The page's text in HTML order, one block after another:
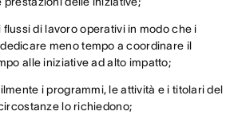
di lavoro operativi in modo che i
meno tempo a coordinare il
alle iniziative ad alto impatto;
i programmi, le attività e i titolari del
lo richiedono;